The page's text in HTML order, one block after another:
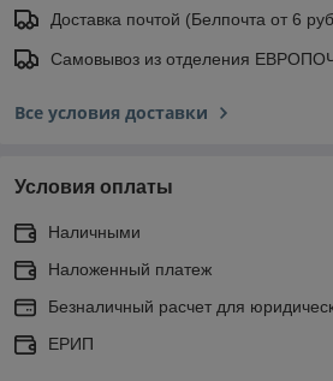
Доставка почтой (Белпочта от 6
Самовывоз из отделения
Все условия доставки
Условия оплаты
Наличными
Наложенный платеж
Безналичный расчет для
ЕРИП